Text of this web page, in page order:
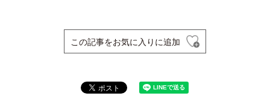
この記事をお気に入りに追加